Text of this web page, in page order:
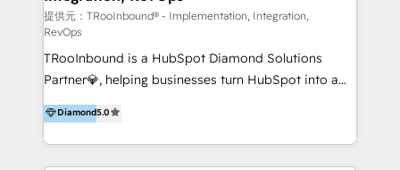
Inmobiliarios y Empresas Distribuidoras de
Productos
提供元：TRooInbound® - Implementation, Integration,
RevOps
TRooInbound is a HubSpot Diamond Solutions
Partner💎, helping businesses turn HubSpot into a
scalable growth engine. We work with startups, mid-
market, and enterprise teams to maximize
HubSpot’s full potential through: 💎HubSpot Audits,
Management & Optimization 💎RevOps-powered
Diamond5.0